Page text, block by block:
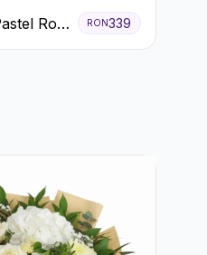
Roz
RON339